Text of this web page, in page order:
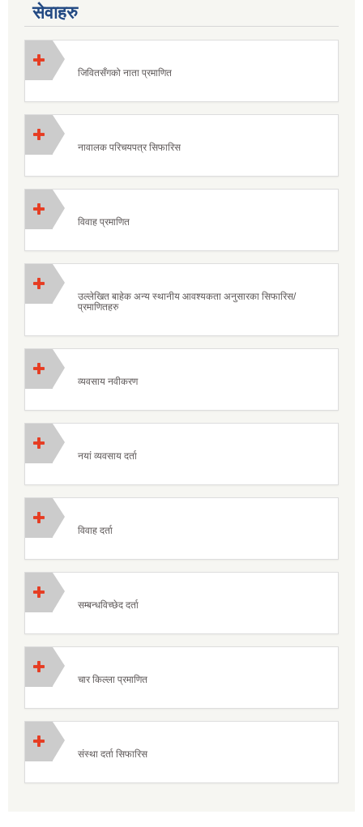
सेवाहरु
जिवितसँगको नाता प्रमाणित
नावालक परिचयपत्र सिफारिस
विवाह प्रमाणित
उल्लेखित बाहेक अन्य स्थानीय आवश्यकता अनुसारका सिफारिस/
प्रमाणितहरु
व्यवसाय नवीकरण
नयां व्यवसाय दर्ता
विवाह दर्ता
सम्बन्धविच्छेद दर्ता
चार किल्ला प्रमाणित
संस्था दर्ता सिफारिस